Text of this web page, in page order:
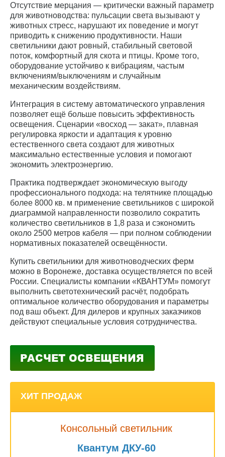
Отсутствие мерцания — критически важный параметр
для животноводства: пульсации света вызывают у
животных стресс, нарушают их поведение и могут
приводить к снижению продуктивности. Наши
светильники дают ровный, стабильный световой
поток, комфортный для скота и птицы. Кроме того,
оборудование устойчиво к вибрациям, частым
включениям/выключениям и случайным
механическим воздействиям.
Интеграция в систему автоматического управления
позволяет ещё больше повысить эффективность
освещения. Сценарии «восход — закат», плавная
регулировка яркости и адаптация к уровню
естественного света создают для животных
максимально естественные условия и помогают
экономить электроэнергию.
Практика подтверждает экономическую выгоду
профессионального подхода: на телятнике площадью
более 8000 кв. м применение светильников с широкой
диаграммой направленности позволило сократить
количество светильников в 1,8 раза и сэкономить
около 2500 метров кабеля — при полном соблюдении
нормативных показателей освещённости.
Купить светильники для животноводческих ферм
можно в Воронеже, доставка осуществляется по всей
России. Специалисты компании «КВАНТУМ» помогут
выполнить светотехнический расчёт, подобрать
оптимальное количество оборудования и параметры
под ваш объект. Для дилеров и крупных заказчиков
действуют специальные условия сотрудничества.
ХИТ ПРОДАЖ
Консольный светильник
Квантум ДКУ-60